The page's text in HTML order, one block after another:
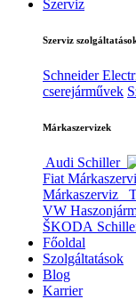
Szerviz
Szerviz
Schneider
cserejárművek
Márkaszervizek
Audi Schiller
Fiat
Márkaszerviz
VW
ŠKODA
Főoldal
Szolgáltatások
Blog
Karrier